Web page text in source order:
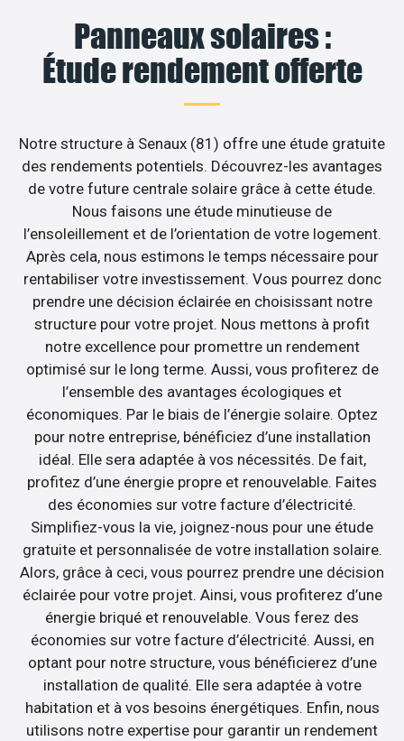
Panneaux solaires :
Étude rendement offerte
Notre structure à Senaux (81) offre une étude gratuite
des rendements potentiels. Découvrez-les avantages
de votre future centrale solaire grâce à cette étude.
Nous faisons une étude minutieuse de
l’ensoleillement et de l’orientation de votre logement.
Après cela, nous estimons le temps nécessaire pour
rentabiliser votre investissement. Vous pourrez donc
prendre une décision éclairée en choisissant notre
structure pour votre projet. Nous mettons à profit
notre excellence pour promettre un rendement
optimisé sur le long terme. Aussi, vous profiterez de
l’ensemble des avantages écologiques et
économiques. Par le biais de l’énergie solaire. Optez
pour notre entreprise, bénéficiez d’une installation
idéal. Elle sera adaptée à vos nécessités. De fait,
profitez d’une énergie propre et renouvelable. Faites
des économies sur votre facture d’électricité.
Simplifiez-vous la vie, joignez-nous pour une étude
gratuite et personnalisée de votre installation solaire.
Alors, grâce à ceci, vous pourrez prendre une décision
éclairée pour votre projet. Ainsi, vous profiterez d’une
énergie briqué et renouvelable. Vous ferez des
économies sur votre facture d’électricité. Aussi, en
optant pour notre structure, vous bénéficierez d’une
installation de qualité. Elle sera adaptée à votre
habitation et à vos besoins énergétiques. Enfin, nous
utilisons notre expertise pour garantir un rendement